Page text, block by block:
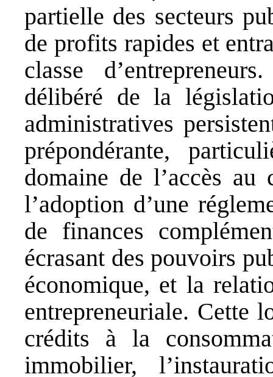
partielle des secteurs
de profits rapides et
classe
délibéré de la
administratives
prépondérante,
domaine de l’accès
l’adoption d’une
de finances
écrasant des pouvoirs
économique, et la
entrepreneuriale. Cette
crédits à la
immobilier,